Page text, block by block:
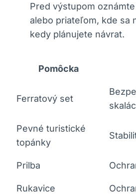
Pred výstupom
alebo priateľom, kde sa
kedy plánujete návrat.
Pomôcka
Ferratový set
Pevné turistické
topánky
Prilba
Rukavice